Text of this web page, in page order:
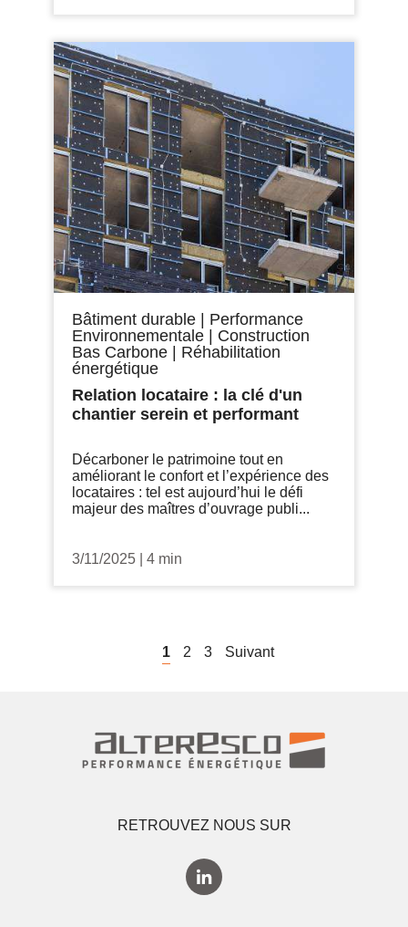
Bâtiment durable
Performance
Environnementale
Construction
Bas Carbone
Réhabilitation
énergétique
Relation locataire : la clé d'un
chantier serein et performant
Décarboner le patrimoine tout en
améliorant le confort et l’expérience des
locataires : tel est aujourd’hui le défi
majeur des maîtres d’ouvrage publi...
3/11/2025 4 min
1 2 3 Suivant
RETROUVEZ NOUS SUR